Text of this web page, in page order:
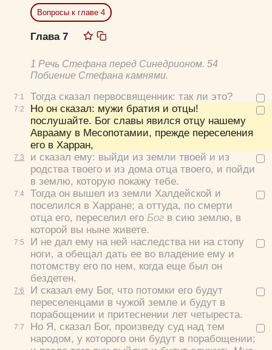
Глава 7
7:1
7:2
7:3
7:4
7:5
7:6
7:7
Вопросы к главе 4
1 Речь Стефана перед Синедрионом. 54
Побиение Стефана камнями.
Тогда сказал первосвященник: так ли это?
Но он сказал: мужи братия и отцы!
послушайте. Бог славы явился отцу нашему
Аврааму в Месопотамии, прежде переселения
его в Харран,
и сказал ему: выйди из земли твоей и из
родства твоего и из дома отца твоего, и пойди
в землю, которую покажу тебе.
Тогда он вышел из земли Халдейской и
поселился в Харране; а оттуда, по смерти
отца его, переселил его Бог в сию землю, в
которой вы ныне живете.
И не дал ему на ней наследства ни на стопу
ноги, а обещал дать ее во владение ему и
потомству его по нем, когда еще был он
бездетен.
И сказал ему Бог, что потомки его будут
переселенцами в чужой земле и будут в
порабощении и притеснении лет четыреста.
Но Я, сказал Бог, произведу суд над тем
народом, у которого они будут в порабощении;